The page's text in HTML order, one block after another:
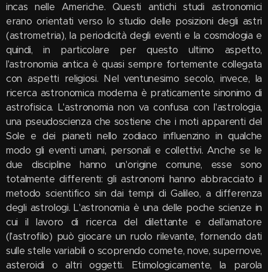
incas nelle Americhe. Questi antichi studi astronomici
erano orientati verso lo studio delle posizioni degli astri
(astrometria), la periodicità degli eventi e la cosmologia e
quindi, in particolare per questo ultimo aspetto,
l'astronomia antica è quasi sempre fortemente collegata
con aspetti religiosi. Nel ventunesimo secolo, invece, la
ricerca astronomica moderna è praticamente sinonimo di
astrofisica. L'astronomia non va confusa con l'astrologia,
una pseudoscienza che sostiene che i moti apparenti del
Sole e dei pianeti nello zodiaco influenzino in qualche
modo gli eventi umani, personali e collettivi. Anche se le
due discipline hanno un'origine comune, esse sono
totalmente differenti: gli astronomi hanno abbracciato il
metodo scientifico sin dai tempi di Galileo, a differenza
degli astrologi. L'astronomia è una delle poche scienze in
cui il lavoro di ricerca del dilettante e dell'amatore
(l'astrofilo) può giocare un ruolo rilevante, fornendo dati
sulle stelle variabili o scoprendo comete, nove, supernove,
asteroidi o altri oggetti. Etimologicamente, la parola